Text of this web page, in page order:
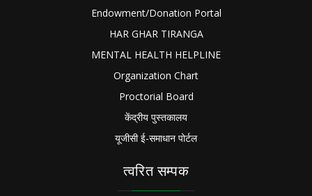
Endowment/Donation Portal
HAR GHAR TIRANGA
MENTAL HEALTH HELPLINE
Organization Chart
Proctorial Board
केंद्रीय पुस्तकालय
यूजीसी ई-समाधान पोर्टल
त्वरित सम्पक